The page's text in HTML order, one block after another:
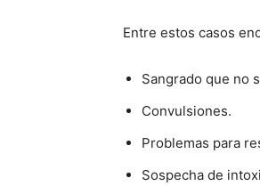
Entre estos casos
Sangrado que no
Convulsiones.
Problemas para
Sospecha de